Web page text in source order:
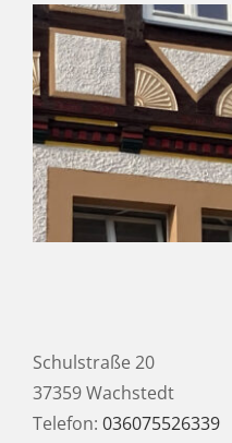
Schulstraße 20
37359 Wachstedt
Telefon: 036075526339